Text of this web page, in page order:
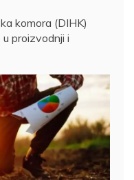
komora (DIHK)
proizvodnji i